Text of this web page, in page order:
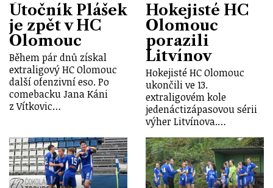
Útočník Plášek
je zpět v HC
Olomouc
Během pár dnů získal
extraligový HC Olomouc
další ofenzivní eso. Po
comebacku Jana Káni
z Vítkovic…
Hokejisté HC
Olomouc
porazili
Litvínov
Hokejisté HC Olomouc
ukončili ve 13.
extraligovém kole
jedenáctizápasovou sérii
výher Litvínova.…